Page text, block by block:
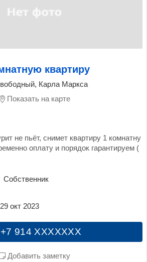
квартиру
Карла Маркса
Показать на карте
не пьёт, снимет квартиру 1 комнатну
оплату и порядок гарантируем (
Собственник
+7 914 XXXXXXX
Добавить заметку
29 окт 2023